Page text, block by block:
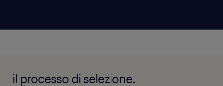
il processo di selezione.